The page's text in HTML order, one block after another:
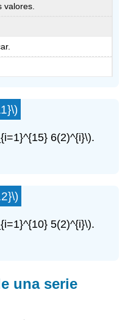
valores.
6(2)^{i}\).
5(2)^{i}\).
una serie